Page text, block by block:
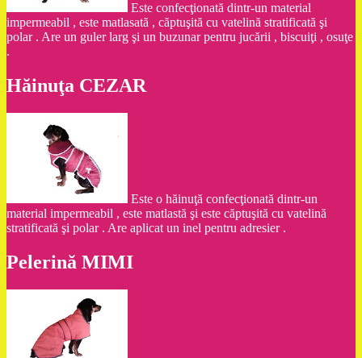
Este confecţionată dintr-un material
impermeabil , este matlasată , căptuşită cu vatelină stratificată şi
polar . Are un guler larg şi un buzunar pentru jucării , biscuiţi , osuţe
.
Hăinuţa CEZAR
Este o hăinuţă confecţionată dintr-un
material impermeabil , este matlastă şi este căptuşită cu vatelină
stratificată şi polar . Are aplicat un inel pentru adresier .
Pelerină MIMI